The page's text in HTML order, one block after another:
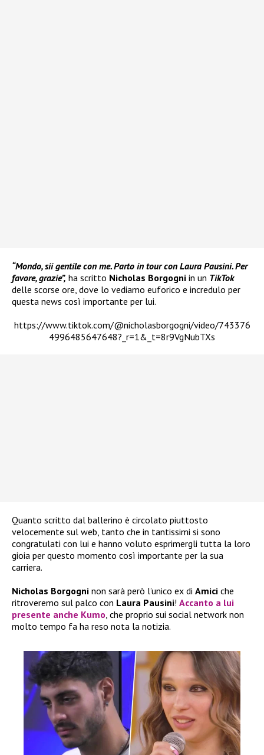
“Mondo, sii gentile con me. Parto in tour con Laura Pausini. Per
favore, grazie”, ha scritto Nicholas Borgogni in un TikTok
delle scorse ore, dove lo vediamo euforico e incredulo per
questa news così importante per lui.
https://www.tiktok.com/@nicholasborgogni/video/743376
4996485647648?_r=1&_t=8r9VgNubTXs
Quanto scritto dal ballerino è circolato piuttosto
velocemente sul web, tanto che in tantissimi si sono
congratulati con lui e hanno voluto esprimergli tutta la loro
gioia per questo momento così importante per la sua
carriera.
Nicholas Borgogni non sarà però l’unico ex di Amici che
ritroveremo sul palco con Laura Pausini! Accanto a lui
presente anche Kumo , che proprio sui social network non
molto tempo fa ha reso nota la notizia.